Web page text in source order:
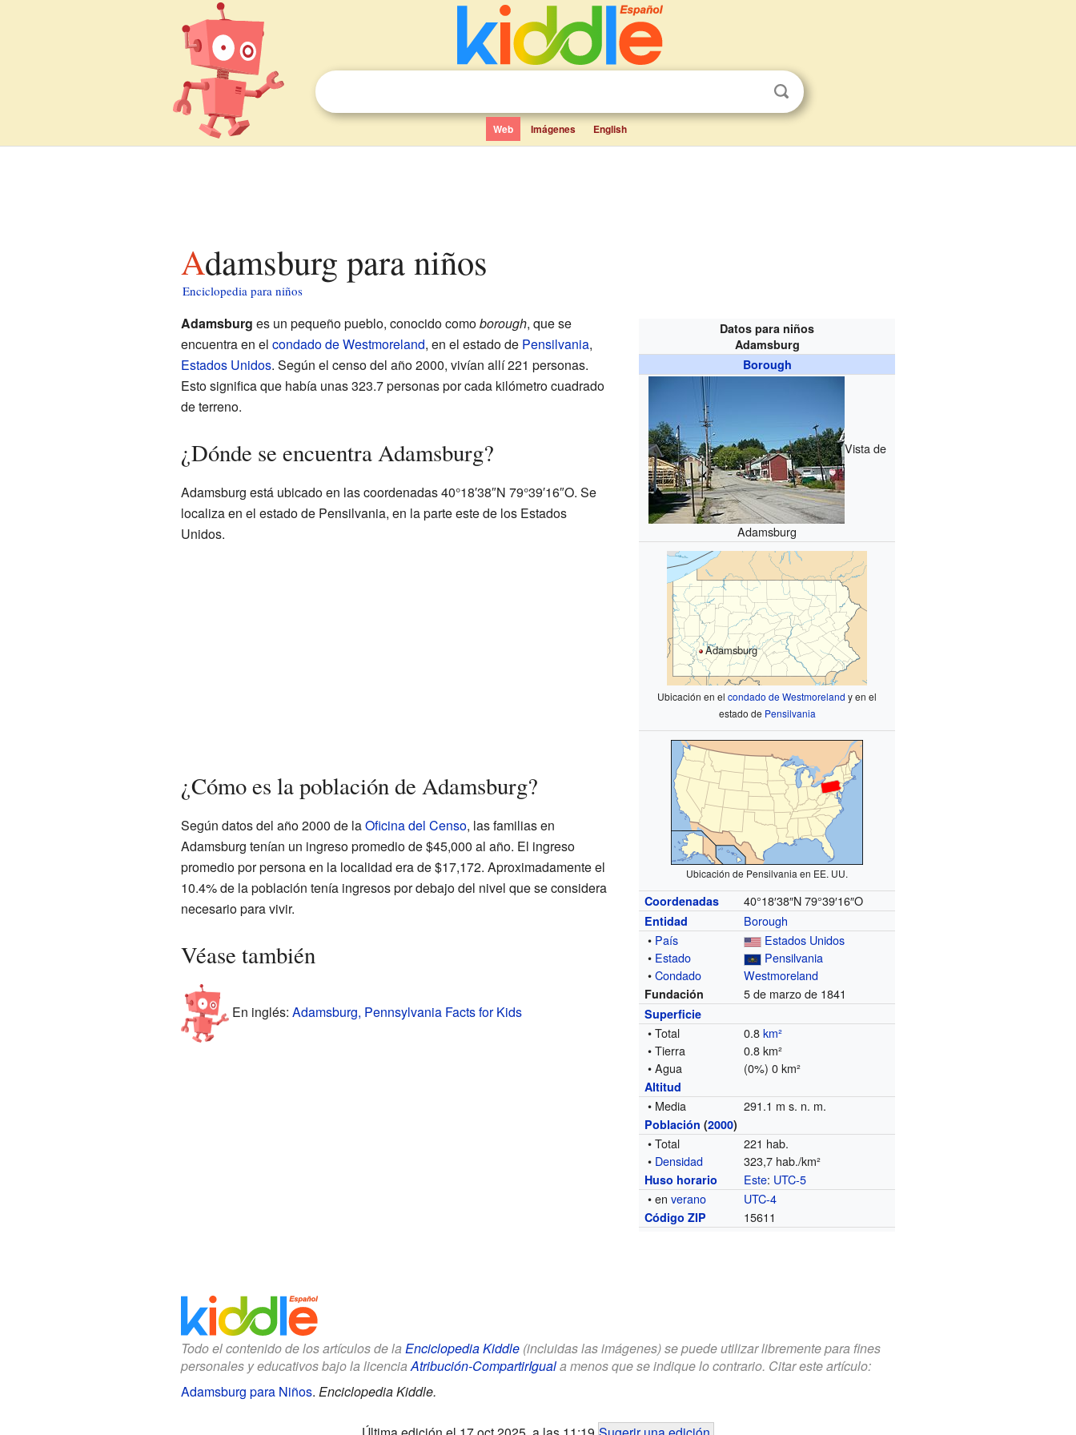
Web Imágenes English
Adamsburg para niños
Enciclopedia para niños
Datos para niños
Adamsburg
Borough
Vista de
Adamsburg
Adamsburg
Ubicación en elcondado de Westmoreland y en el
estado de Pensilvania
Ubicación de Pensilvania en EE. UU.
Coordenadas 40°18′38″N 79°39′16″O
Entidad
Borough
• País
Estados Unidos
• Estado
Pensilvania
•Condado Westmoreland
Fundación 5 de marzo de 1841
Superficie
• Total 0.8km²
• Tierra
0.8 km²
• Agua
(0%) 0 km²
Altitud
• Media 291.1 m s. n. m.
Población (2000)
• Total
221 hab.
• Densidad 323,7 hab./km²
Huso horario Este: UTC-5
• enverano UTC-4
Código ZIP 15611
Adamsburg es un pequeño pueblo, conocido comoborough, que se
encuentra en el condado de Westmoreland, en el estado de Pensilvania,
Estados Unidos. Según el censo del año 2000, vivían allí 221 personas.
Esto significa que había unas 323.7 personas por cada kilómetro cuadrado
de terreno.
¿Dónde se encuentra Adamsburg?
Adamsburg está ubicado en las coordenadas 40°18′38″N 79°39′16″O. Se
localiza en el estado de Pensilvania, en la parte este de los Estados
Unidos.
¿Cómo es la población de Adamsburg?
Según datos del año 2000 de laOficina del Censo, las familias en
Adamsburg tenían un ingreso promedio de $45,000 al año. El ingreso
promedio por persona en la localidad era de $17,172. Aproximadamente el
10.4% de la población tenía ingresos por debajo del nivel que se considera
necesario para vivir.
Véase también
En inglés: Adamsburg, Pennsylvania Facts for Kids
Todo el contenido de los artículos de la Enciclopedia Kiddle(incluidas las imágenes) se puede utilizar libremente para fines
personales y educativos bajo la licenciaAtribución-CompartirIguala menos que se indique lo contrario. Citar este artículo:
Adamsburg para Niños. Enciclopedia Kiddle.